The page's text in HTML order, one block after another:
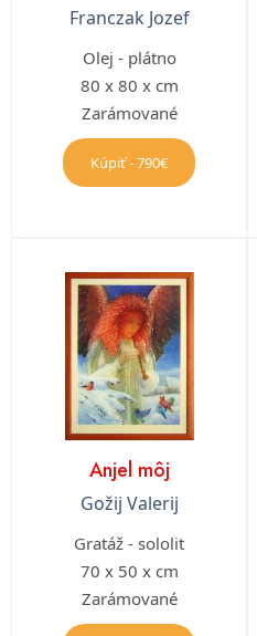
Franczak Jozef
Olej - plátno
80 x 80 x cm
Zarámované
Kúpiť - 790€
Anjel môj
Gožij Valerij
Gratáž - sololit
70 x 50 x cm
Zarámované